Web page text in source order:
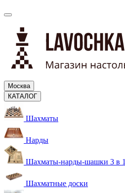
Москва
КАТАЛОГ
Шахматы
Нарды
Шахматы-нарды-шашки 3 в 1
Шахматные доски